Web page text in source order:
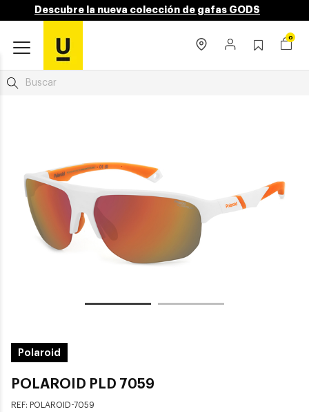
Descubre la nueva colección de gafas GODS
0
Polaroid
POLAROID PLD 7059
REF: POLAROID-7059